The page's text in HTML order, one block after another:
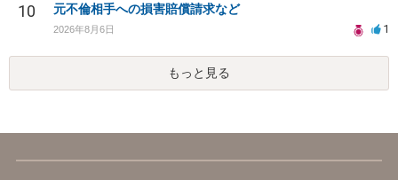
10 元不倫相手への損害賠償請求など
2026年8月6日 1
もっと見る